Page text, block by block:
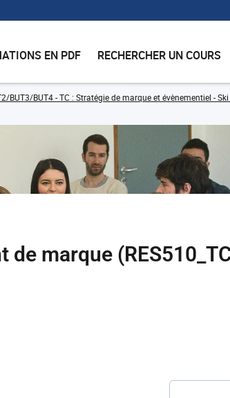
EN PDF RECHERCHER UN COURS
BUT3/BUT4 - TC : Stratégie de marque et évènementiel -
marque